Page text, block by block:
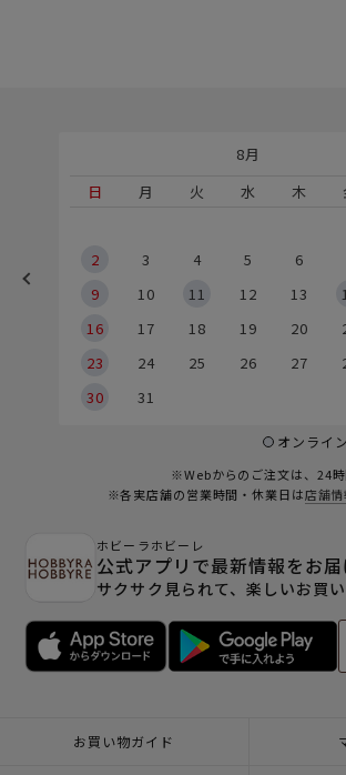
8月
日
月 火 水 木
2
3 4 5 6
9
10 11 12 13
16
17 18 19 20
23
24 25 26 27
30
31
オンライ
※Webからのご注文は、24
※各実店舗の営業時間・休業日は店舗情
ホビーラホビーレ
公式アプリで最新情報をお届
サクサク見られて、楽しいお買
お買い物ガイド